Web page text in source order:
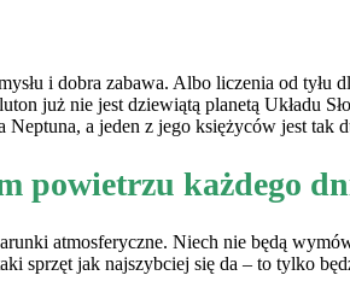
i dobra zabawa. Albo liczenia od tyłu
już nie jest dziewiątą planetą Układu
a jeden z jego księżyców jest
powietrzu każdego
atmosferyczne. Niech nie będą
sprzęt jak najszybciej się da – to tylko